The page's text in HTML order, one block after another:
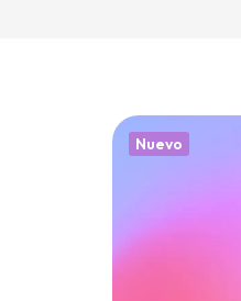
Nuevo